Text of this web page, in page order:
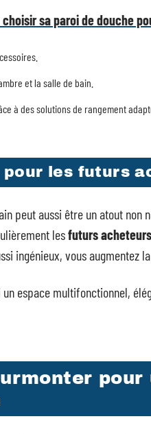
choisir sa paroi de douche
et la salle de bain.
à des solutions de rangement
pour les futurs
peut aussi être un atout
lesfuturs acheteurs
ingénieux, vous augmentez
un espace multifonctionnel,
pour